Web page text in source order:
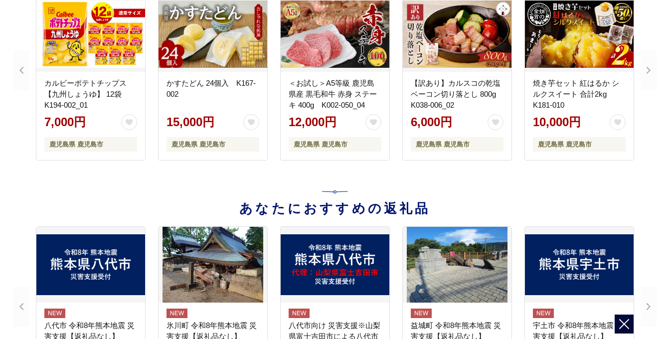
カルビーポテトチップス
【九州しょうゆ】 12袋
K194-002_01
7,000円
鹿児島県 鹿児島市
かすたどん 24個入 K167-
002
15,000円
鹿児島県 鹿児島市
＜お試し＞A5等級 鹿児島
県産 黒毛和牛 赤身 ステー
キ 400g K002-050_04
12,000円
鹿児島県 鹿児島市
【訳あり】カルスコの乾塩
ベーコン切り落とし 800g
K038-006_02
6,000円
鹿児島県 鹿児島市
焼き芋セット 紅はるか シ
ルクスイート 合計2kg
K181-010
10,000円
鹿児島県 鹿児島市
あなたにおすすめの返礼品
八代市 令和8年熊本地震 災
害支援【返礼品なし】
氷川町 令和8年熊本地震 災
害支援【返礼品なし】
八代市向け 災害支援※山梨
県富士吉田市による八代市
益城町 令和8年熊本地震 災
害支援【返礼品なし】
宇土市 令和8年熊本地震 災
害支援【返礼品なし】